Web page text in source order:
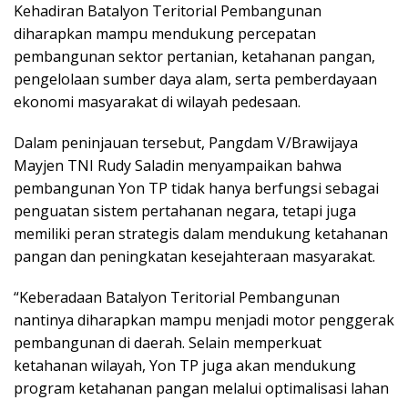
Kehadiran Batalyon Teritorial Pembangunan
diharapkan mampu mendukung percepatan
pembangunan sektor pertanian, ketahanan pangan,
pengelolaan sumber daya alam, serta pemberdayaan
ekonomi masyarakat di wilayah pedesaan.
Dalam peninjauan tersebut, Pangdam V/Brawijaya
Mayjen TNI Rudy Saladin menyampaikan bahwa
pembangunan Yon TP tidak hanya berfungsi sebagai
penguatan sistem pertahanan negara, tetapi juga
memiliki peran strategis dalam mendukung ketahanan
pangan dan peningkatan kesejahteraan masyarakat.
“Keberadaan Batalyon Teritorial Pembangunan
nantinya diharapkan mampu menjadi motor penggerak
pembangunan di daerah. Selain memperkuat
ketahanan wilayah, Yon TP juga akan mendukung
program ketahanan pangan melalui optimalisasi lahan